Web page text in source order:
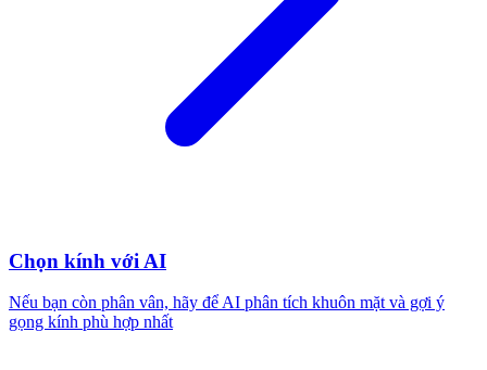
Chọn kính với AI
Nếu bạn còn phân vân, hãy để AI phân tích khuôn mặt và gợi ý
gọng kính phù hợp nhất